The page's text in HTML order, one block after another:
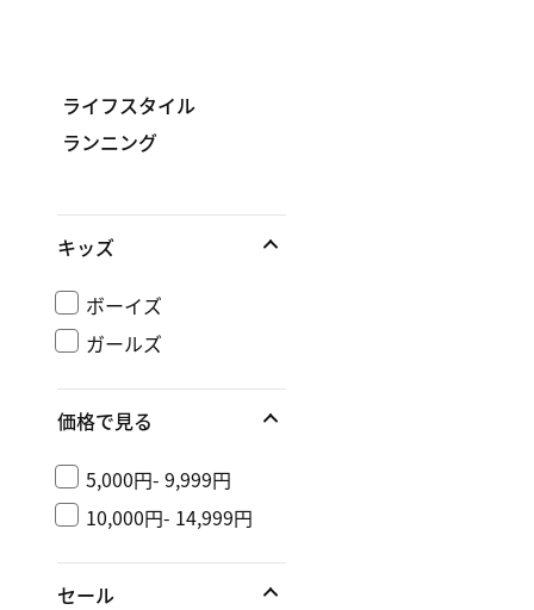
ライフスタイル
ランニング
キッズ
ボーイズ
ガールズ
価格で見る
5,000円- 9,999円
10,000円- 14,999円
セール